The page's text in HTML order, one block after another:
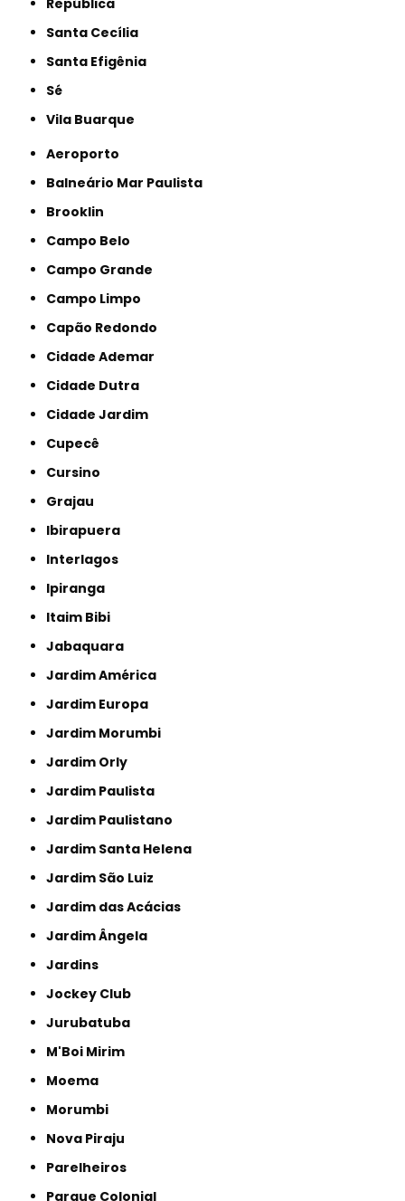
República
Santa Cecília
Santa Efigênia
Sé
Vila Buarque
Aeroporto
Balneário Mar Paulista
Brooklin
Campo Belo
Campo Grande
Campo Limpo
Capão Redondo
Cidade Ademar
Cidade Dutra
Cidade Jardim
Cupecê
Cursino
Grajau
Ibirapuera
Interlagos
Ipiranga
Itaim Bibi
Jabaquara
Jardim América
Jardim Europa
Jardim Morumbi
Jardim Orly
Jardim Paulista
Jardim Paulistano
Jardim Santa Helena
Jardim São Luiz
Jardim das Acácias
Jardim Ângela
Jardins
Jockey Club
Jurubatuba
M'Boi Mirim
Moema
Morumbi
Nova Piraju
Parelheiros
Parque Colonial